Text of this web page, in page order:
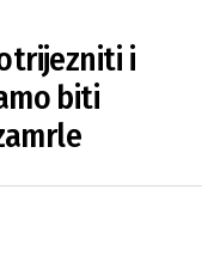
i
biti